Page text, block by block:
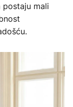
postaju mali